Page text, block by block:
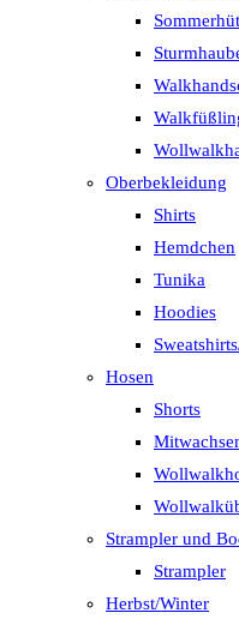
Oberbekleidung
Shirts
Hemdchen
Tunika
Hoodies
Hosen
Shorts
Strampler und
Strampler
Herbst/Winter